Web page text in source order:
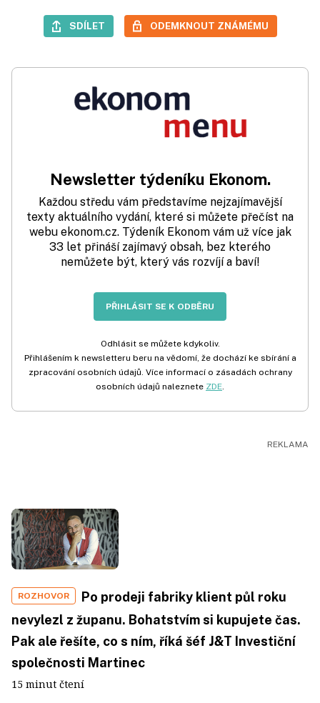
SDÍLET ODEMKNOUT ZNÁMÉMU
Newsletter týdeníku Ekonom.
Každou středu vám představíme nejzajímavější
texty aktuálního vydání, které si můžete přečíst na
webu ekonom.cz. Týdeník Ekonom vám už více jak
33 let přináší zajímavý obsah, bez kterého
nemůžete být, který vás rozvíjí a baví!
PŘIHLÁSIT SE K ODBĚRU
Odhlásit se můžete kdykoliv.
Přihlášením k newsletteru beru na vědomí, že dochází ke sbírání a
zpracování osobních údajů. Více informací o zásadách ochrany
osobních údajů naleznete ZDE.
ROZHOVOR
Po prodeji fabriky klient půl roku
nevylezl z županu. Bohatstvím si kupujete čas.
Pak ale řešíte, co s ním, říká šéf J&T Investiční
společnosti Martinec
15 minut čtení